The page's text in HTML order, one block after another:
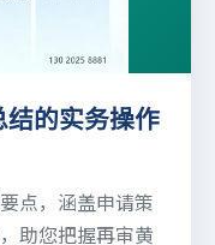
的实务操作
点，涵盖申请策
助您把握再审黄